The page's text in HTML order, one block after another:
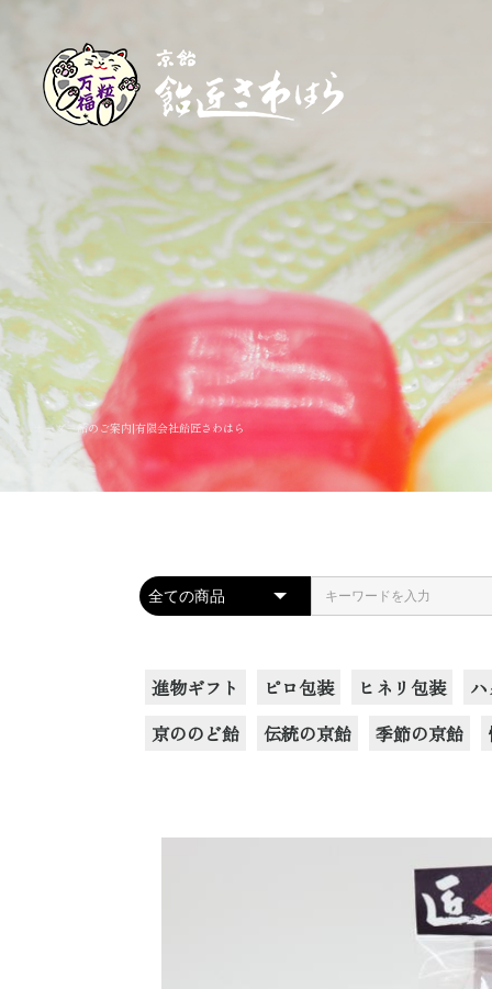
オーダー飴のご案内|有限会社飴匠さわはら
進物ギフト ピロ包装 ヒネリ包装
京ののど飴
伝統の京飴 季節の京飴